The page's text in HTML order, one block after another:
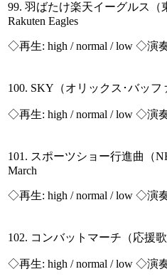
99. 羽ばたけ楽天イーグルス
Rakuten Eagles
◇再生: high / normal / low ◇演
100. SKY（オリックス･バ
◇再生: high / normal / low ◇演
101. スポーツショー行進曲
March
◇再生: high / normal / low ◇演
102. コンバットマーチ（応
◇再生: high / normal / low ◇演